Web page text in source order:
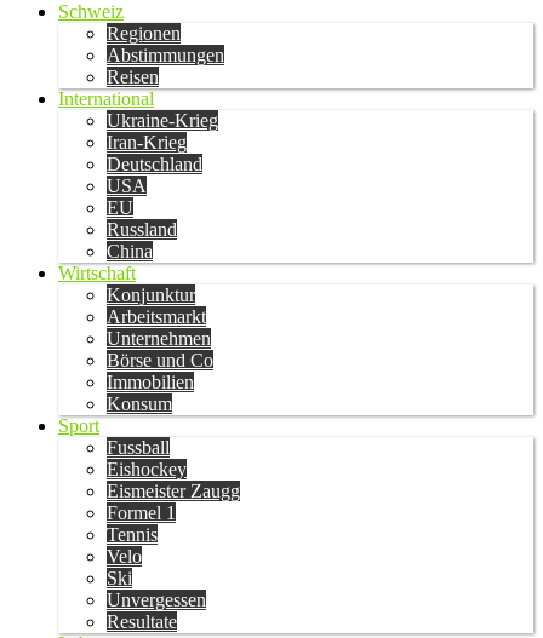
Schweiz
Regionen
Abstimmungen
Reisen
International
Ukraine-Krieg
Iran-Krieg
Deutschland
USA
EU
Russland
China
Wirtschaft
Konjunktur
Arbeitsmarkt
Unternehmen
Börse und Co
Immobilien
Konsum
Sport
Fussball
Eishockey
Eismeister Zaugg
Formel 1
Tennis
Velo
Ski
Unvergessen
Resultate